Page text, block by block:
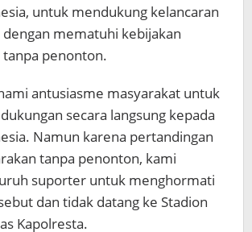
untuk mendukung kelancaran
mematuhi kebijakan
penonton.
antusiasme masyarakat untuk
secara langsung kepada
Namun karena pertandingan
tanpa penonton, kami
suporter untuk menghormati
dan tidak datang ke Stadion
Kapolresta.